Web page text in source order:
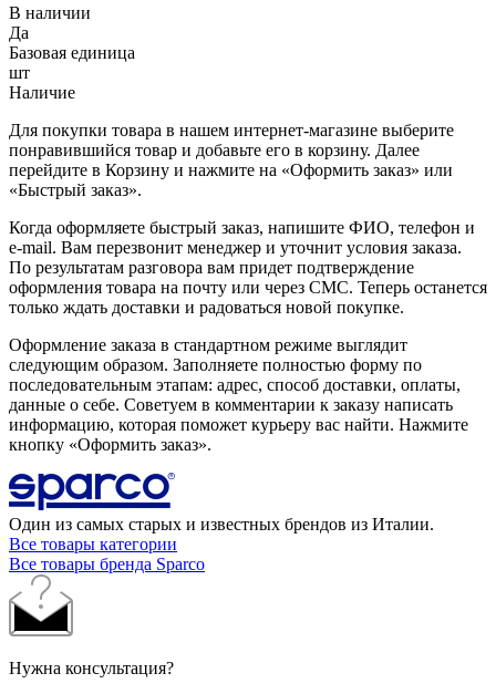
В наличии
Да
Базовая единица
шт
Наличие
Для покупки товара в нашем интернет-магазине выберите
понравившийся товар и добавьте его в корзину. Далее
перейдите в Корзину и нажмите на «Оформить заказ» или
«Быстрый заказ».
Когда оформляете быстрый заказ, напишите ФИО, телефон и
e-mail. Вам перезвонит менеджер и уточнит условия заказа.
По результатам разговора вам придет подтверждение
оформления товара на почту или через СМС. Теперь останется
только ждать доставки и радоваться новой покупке.
Оформление заказа в стандартном режиме выглядит
следующим образом. Заполняете полностью форму по
последовательным этапам: адрес, способ доставки, оплаты,
данные о себе. Советуем в комментарии к заказу написать
информацию, которая поможет курьеру вас найти. Нажмите
кнопку «Оформить заказ».
Один из самых старых и известных брендов из Италии.
Все товары категории
Все товары бренда Sparco
Нужна консультация?